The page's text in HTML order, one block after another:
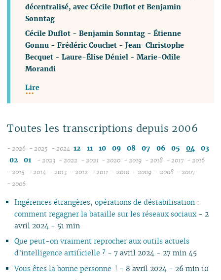
décentralisé, avec Cécile Duflot et Benjamin
Sonntag
Cécile Duflot -Benjamin Sonntag -Étienne
Gonnu -Frédéric Couchet -Jean-Christophe
Becquet -Laure-Élise Déniel -Marie-Odile
Morandi
Lire
Toutes les transcriptions depuis 2006
- 2026
08
04
03
02
01
- 2025
08
07
06
05
04
02
- 2024 12 11 10 09 08 07 06 05 04
03
02
01 - 2023
09
08
07
06
05
03
- 2022
09
08
06
05
03
- 2021
09
08
06
05
03
- 2020
09
08
06
05
03
- 2019
09
08
06
05
03
- 2018
12
09
08
06
05
03
- 2017
09
08
06
05
03
- 2016
08
- 2015
10
09
08
07
06
04
- 2014
10
09
08
07
06
03
- 2013
09
08
04
02
- 2012
09
08
06
04
01
- 2011
10
09
07
06
05
04
- 2010
10
09
07
06
04
- 2009 - 2008
10
06
- 2007
- 2006
Ingérences étrangères, opérations de déstabilisation :
comment regagner la bataille sur les réseaux sociaux- 2
avril 2024 - 51 min
Que peut-on vraiment reprocher aux outils actuels
d’intelligence artificielle ? - 7 avril 2024 - 27 min 45
Vous êtes la bonne personne ! - 8 avril 2024 - 26 min 10